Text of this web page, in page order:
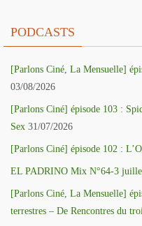
PODCASTS
[Parlons Ciné, La Mensuelle]
03/08/2026
[Parlons Ciné] épisode 103 :
Sex 31/07/2026
[Parlons Ciné] épisode 102 :
EL PADRINO Mix N°64-3
[Parlons Ciné, La Mensuelle]
terrestres – De Rencontres du